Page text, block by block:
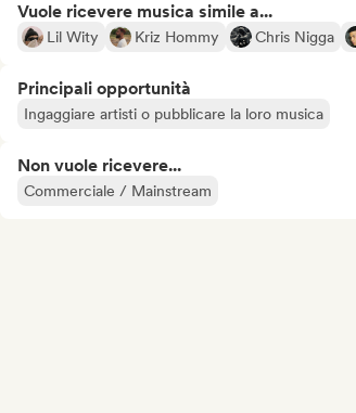
Vuole ricevere musica simile a...
Lil Wity Kriz Hommy Chris Nigga
Principali opportunità
Ingaggiare artisti o pubblicare la loro musica
Non vuole ricevere...
Commerciale / Mainstream